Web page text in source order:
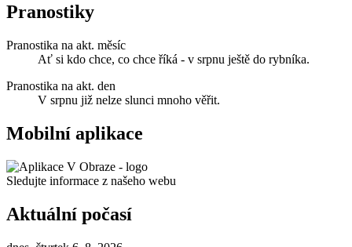
Pranostiky
Pranostika na akt. měsíc
Ať si kdo chce, co chce říká - v srpnu ještě do rybníka.
Pranostika na akt. den
V srpnu již nelze slunci mnoho věřit.
Mobilní aplikace
Sledujte informace z našeho webu
Aktuální počasí